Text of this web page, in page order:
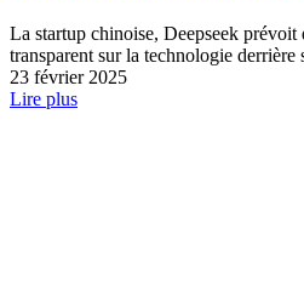
La startup chinoise, Deepseek prévoit
transparent sur la technologie
23 février 2025
Lire plus